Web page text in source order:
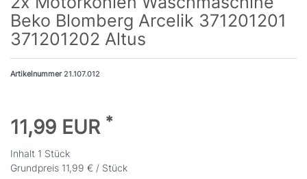
Beko Blomberg Arcelik 371201201
371201202 Altus
Artikelnummer 21.107.012
11,99 EUR *
Inhalt 1 Stück
Grundpreis 11,99 € / Stück